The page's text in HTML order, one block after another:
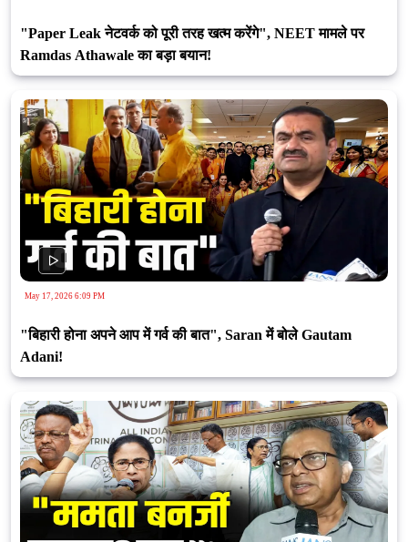
"Paper Leak नेटवर्क को पूरी तरह खत्म करेंगे", NEET मामले पर
Ramdas Athawale का बड़ा बयान!
May 17, 2026 6:09 PM
"बिहारी होना अपने आप में गर्व की बात", Saran में बोले Gautam
Adani!